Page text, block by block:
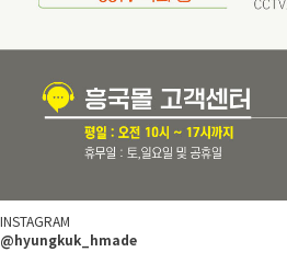
INSTAGRAM
@hyungkuk_hmade